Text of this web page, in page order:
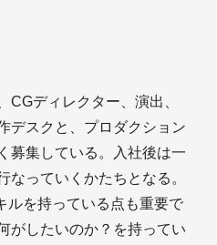
ディレクター、演出、
デスクと、プロダクション
募集している。入社後は一
なっていくかたちとなる。
ルを持っている点も重要で
がしたいのか？を持ってい